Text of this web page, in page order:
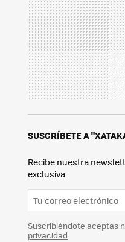
SUSCRÍBETE A
Recibe nuestra
exclusiva
Suscribiéndote aceptas
privacidad